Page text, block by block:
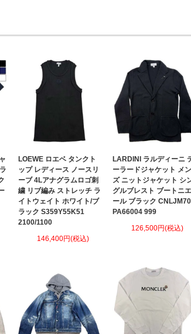
LOEWE ロエベ タンクト
ップ レディース ノースリ
ーブ 4Lアナグラムロゴ刺
繍 リブ編み ストレッチ ラ
イトウェイト ホワイト/ブ
ラック S359Y55K51
2100/1100
146,400円(税込)
LARDINI ラルディーニ
ーラードジャケット メン
ズ ニットジャケット シ
グルブレスト ブートニエ
ール ブラック CNLJM70
PA66004 999
126,500円(税込)